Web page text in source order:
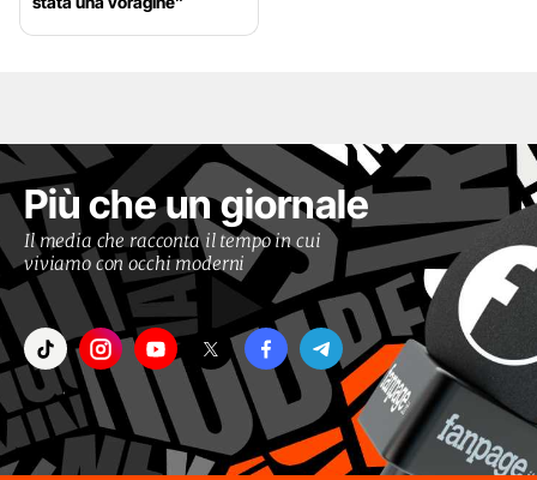
Più che un giornale
Il media che racconta il tempo in cui
viviamo con occhi moderni